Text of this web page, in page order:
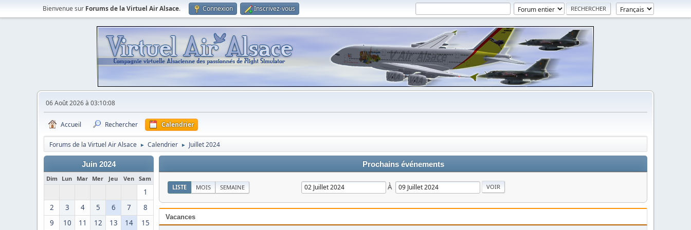
Bienvenue sur Forums de la Virtuel Air Alsace. Connexion Inscrivez-vous
06 Août 2026 à 03:10:08
Accueil Rechercher Calendrier
Forums de la Virtuel Air Alsace ► Calendrier ► Juillet 2024
Juin 2024
Dim Lun Mar Mer Jeu Ven Sam
1
2
3 4 5 6 7
8
9
10 11 12 13 14
15
Prochains événements
LISTE MOIS SEMAINE À
Vacances